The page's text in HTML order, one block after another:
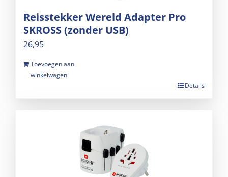
Reisstekker Wereld Adapter Pro
SKROSS (zonder USB)
26,95
Toevoegen aan
winkelwagen
Details